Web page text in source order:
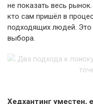
не показать весь
кто сам пришёл в
подходящих людей. Это
выбора.
Хедхантинг уместен,